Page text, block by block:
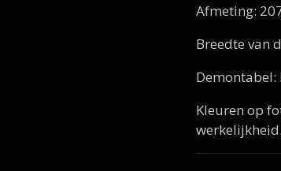
Afmeting:
Breedte van
Demontabel:
Kleuren op
werkelijkheid.